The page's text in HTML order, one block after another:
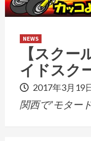
NEWS
【スクー
イドスク
2017年3月19
関西で”モター